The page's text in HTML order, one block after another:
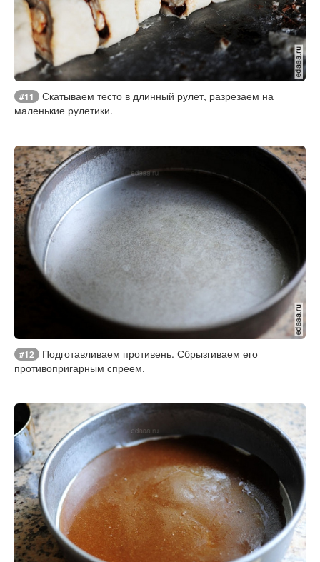
#11
Скатываем тесто в длинный рулет, разрезаем на
маленькие рулетики.
#12
Подготавливаем противень. Сбрызгиваем его
противопригарным спреем.